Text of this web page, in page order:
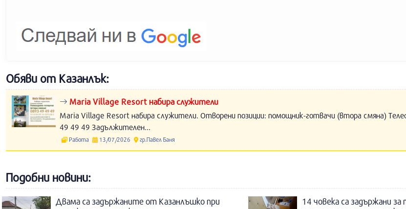
Обяви от Казанлък:
Maria Village Resort набира служители
Maria Village Resort набира служители. Отворени позиции: помощник-готвачи (втора смяна)
49 49 49 Задължителен...
Работа 13/07/2026 гр.Павел Баня
Подобни новини:
Двама са задържаните от Казанлъшко при
14 човека са задържани за